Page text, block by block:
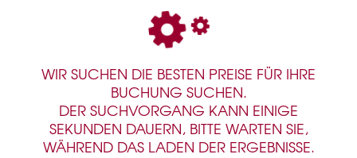
WIR SUCHEN DIE BESTEN PREISE FÜR IHRE
BUCHUNG SUCHEN.
DER SUCHVORGANG KANN EINIGE
SEKUNDEN DAUERN, BITTE WARTEN SIE,
WÄHREND DAS LADEN DER ERGEBNISSE.